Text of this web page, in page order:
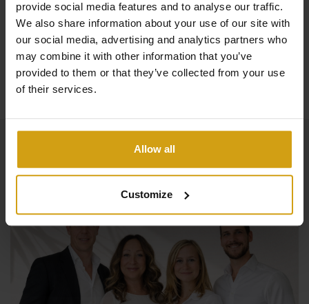
provide social media features and to analyse our traffic.
We also share information about your use of our site with
our social media, advertising and analytics partners who
may combine it with other information that you’ve
provided to them or that they’ve collected from your use
of their services.
Allow all
Customize
Leer más